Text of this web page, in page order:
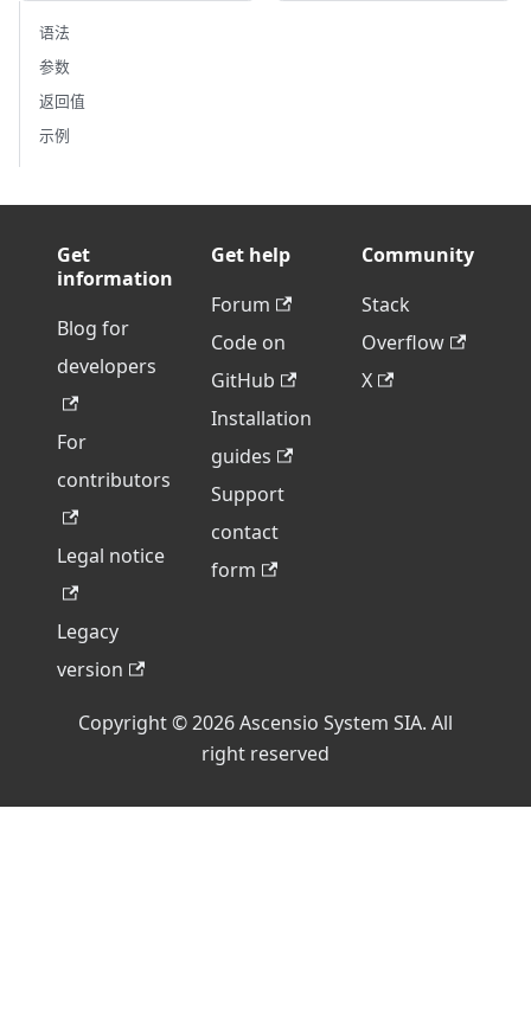
语法
参数
返回值
示例
Get
information
Blog for
developers
For
contributors
Legal notice
Legacy
version
Get help
Forum
Code on
GitHub
Installation
guides
Support
contact
form
Community
Stack
Overflow
X
Copyright © 2026 Ascensio System SIA. All
right reserved